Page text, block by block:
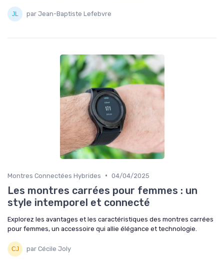
par Jean-Baptiste Lefebvre
Montres Connectées Hybrides • 04/04/2025
Les montres carrées pour femmes : un
style intemporel et connecté
Explorez les avantages et les caractéristiques des montres carrées
pour femmes, un accessoire qui allie élégance et technologie.
par Cécile Joly